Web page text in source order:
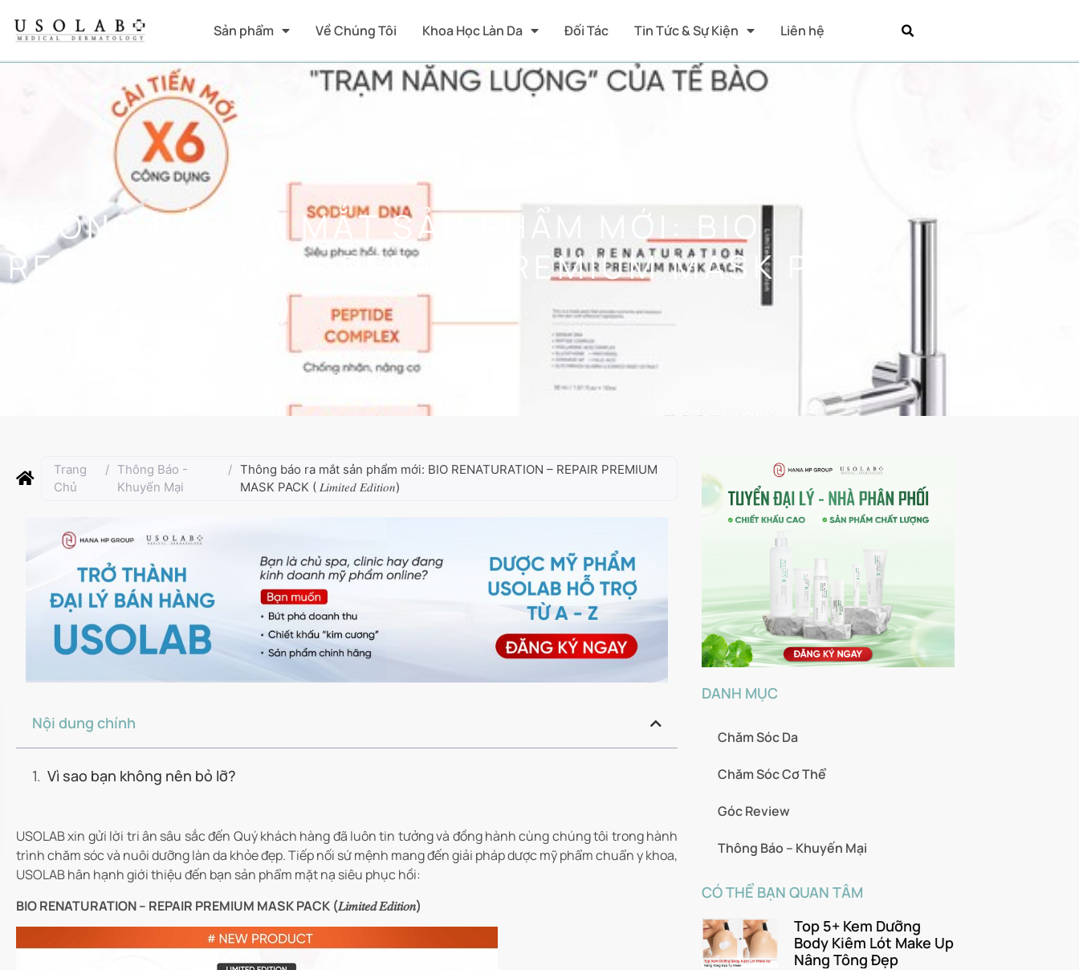
Sản phẩm Về Chúng Tôi Khoa Học Làn Da Đối Tác Tin Tức & Sự Kiện Liên hệ
THÔNG BÁO RA MẮT SẢN PHẨM MỚI: BIO
RENATURATION – REPAIR PREMIUM MASK PACK (
𝐿𝑖𝑚𝑖𝑡𝑒𝑑 𝐸𝑑𝑖𝑡𝑖𝑜𝑛)
Tháng 9 12, 2025
Trang
Chủ
/ Thông Báo -
Khuyến Mại
/ Thông báo ra mắt sản phẩm mới: BIO RENATURATION – REPAIR PREMIUM
MASK PACK ( 𝐿𝑖𝑚𝑖𝑡𝑒𝑑 𝐸𝑑𝑖𝑡𝑖𝑜𝑛)
Nội dung chính
Vì sao bạn không nên bỏ lỡ?
USOLAB xin gửi lời tri ân sâu sắc đến Quý khách hàng đã luôn tin tưởng và đồng hành cùng chúng tôi trong hành
trình chăm sóc và nuôi dưỡng làn da khỏe đẹp. Tiếp nối sứ mệnh mang đến giải pháp dược mỹ phẩm chuẩn y khoa,
USOLAB hân hạnh giới thiệu đến bạn sản phẩm mặt nạ siêu phục hồi:
BIO RENATURATION – REPAIR PREMIUM MASK PACK (𝐿𝑖𝑚𝑖𝑡𝑒𝑑 𝐸𝑑𝑖𝑡𝑖𝑜𝑛)
DANH MỤC
Chăm Sóc Da
Chăm Sóc Cơ Thể
Góc Review
Thông Báo – Khuyến Mại
CÓ THỂ BẠN QUAN TÂM
Top 5+ Kem Dưỡng
Body Kiêm Lót Make Up
Nâng Tông Đẹp